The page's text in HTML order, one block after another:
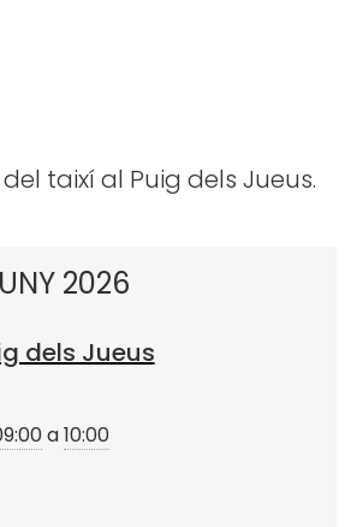
taixí al Puig dels Jueus.
2026
dels Jueus
a10:00